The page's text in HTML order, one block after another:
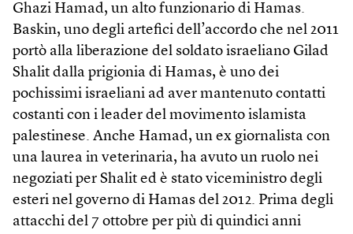
Ghazi Hamad, un alto funzionario di Hamas.
Baskin, uno degli artefici dell’accordo che nel 2011
portò alla liberazione del soldato israeliano Gilad
Shalit dalla prigionia di Hamas, è uno dei
pochissimi israeliani ad aver mantenuto contatti
costanti con i leader del movimento islamista
palestinese. Anche Hamad, un ex giornalista con
una laurea in veterinaria, ha avuto un ruolo nei
negoziati per Shalit ed è stato viceministro degli
esteri nel governo di Hamas del 2012. Prima degli
attacchi del 7 ottobre per più di quindici anni